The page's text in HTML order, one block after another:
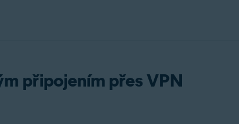
připojením přes VPN